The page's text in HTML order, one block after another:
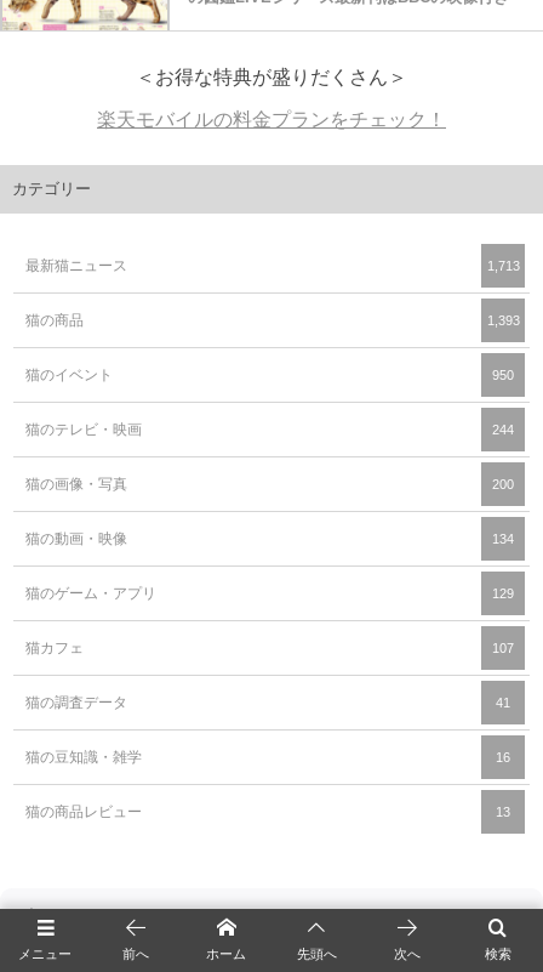
＜お得な特典が盛りだくさん＞
楽天モバイルの料金プランをチェック！
カテゴリー
最新猫ニュース 1,713
猫の商品 1,393
猫のイベント 950
猫のテレビ・映画 244
猫の画像・写真 200
猫の動画・映像 134
猫のゲーム・アプリ 129
猫カフェ 107
猫の調査データ 41
猫の豆知識・雑学 16
猫の商品レビュー 13
メニュー 検索
前へ ホーム 先頭へ 次へ